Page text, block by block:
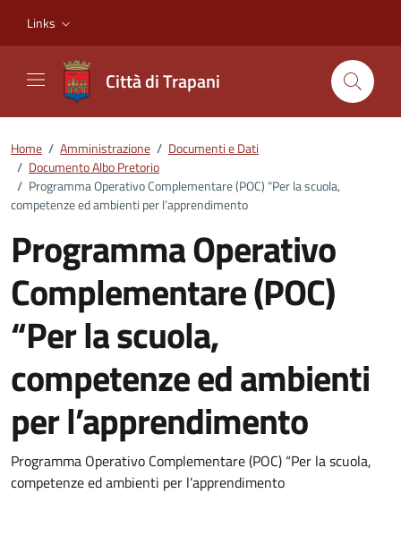
Links
Città di Trapani
Home / Amministrazione / Documenti e Dati
/ Documento Albo Pretorio
/ Programma Operativo Complementare (POC) “Per la scuola,
competenze ed ambienti per l’apprendimento
Programma Operativo
Complementare (POC)
“Per la scuola,
competenze ed ambienti
per l’apprendimento
Dettagli del documento
Programma Operativo Complementare (POC) “Per la scuola,
competenze ed ambienti per l’apprendimento